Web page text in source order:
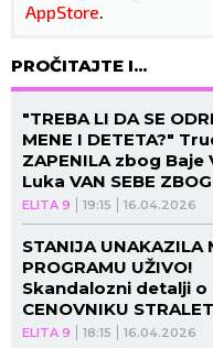
AppStore.
PROČITAJTE I...
ELITA 9 19:15 16.04.2026
"TREBA LI DA SE
MENE I DETETA?"
ZAPENILA zbog Baje
Luka VAN SEBE
OCA!
ELITA 9 18:15 16.04.2026
STANIJA UNAKAZILA
PROGRAMU UŽIVO!
Skandalozni detalji o
CENOVNIKU
NEGO POVOLJNO?